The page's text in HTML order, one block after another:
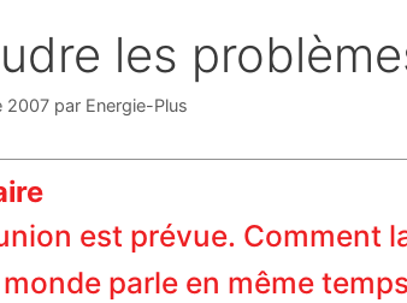
les
2007 par Energie-Plus
est prévue. Comment
parle en même